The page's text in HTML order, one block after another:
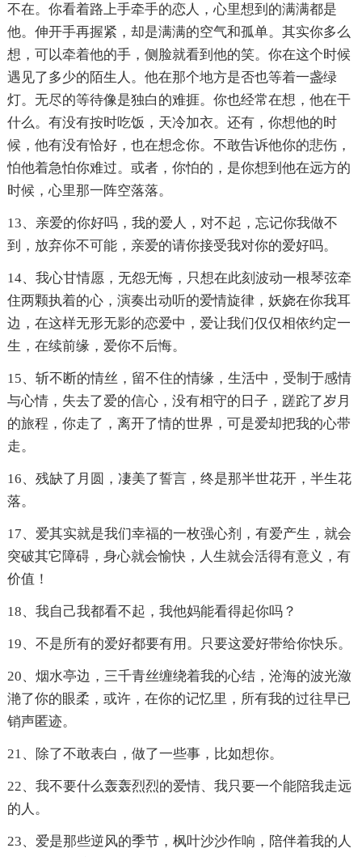
不在。你看着路上手牵手的恋人，心里想到的满满都是
他。伸开手再握紧，却是满满的空气和孤单。其实你多么
想，可以牵着他的手，侧脸就看到他的笑。你在这个时候
遇见了多少的陌生人。他在那个地方是否也等着一盏绿
灯。无尽的等待像是独白的难捱。你也经常在想，他在干
什么。有没有按时吃饭，天冷加衣。还有，你想他的时
候，他有没有恰好，也在想念你。不敢告诉他你的悲伤，
怕他着急怕你难过。或者，你怕的，是你想到他在远方的
时候，心里那一阵空落落。
13、亲爱的你好吗，我的爱人，对不起，忘记你我做不
到，放弃你不可能，亲爱的请你接受我对你的爱好吗。
14、我心甘情愿，无怨无悔，只想在此刻波动一根琴弦牵
住两颗执着的心，演奏出动听的爱情旋律，妖娆在你我耳
边，在这样无形无影的恋爱中，爱让我们仅仅相依约定一
生，在续前缘，爱你不后悔。
15、斩不断的情丝，留不住的情缘，生活中，受制于感情
与心情，失去了爱的信心，没有相守的日子，蹉跎了岁月
的旅程，你走了，离开了情的世界，可是爱却把我的心带
走。
16、残缺了月圆，凄美了誓言，终是那半世花开，半生花
落。
17、爱其实就是我们幸福的一枚强心剂，有爱产生，就会
突破其它障碍，身心就会愉快，人生就会活得有意义，有
价值！
18、我自己我都看不起，我他妈能看得起你吗？
19、不是所有的爱好都要有用。只要这爱好带给你快乐。
20、烟水亭边，三千青丝缠绕着我的心结，沧海的波光潋
滟了你的眼柔，或许，在你的记忆里，所有我的过往早已
销声匿迹。
21、除了不敢表白，做了一些事，比如想你。
22、我不要什么轰轰烈烈的爱情、我只要一个能陪我走远
的人。
23、爱是那些逆风的季节，枫叶沙沙作响，陪伴着我的人